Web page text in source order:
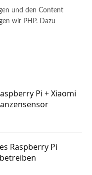
und den Content
wir PHP. Dazu
Pi + Xiaomi
Raspberry Pi